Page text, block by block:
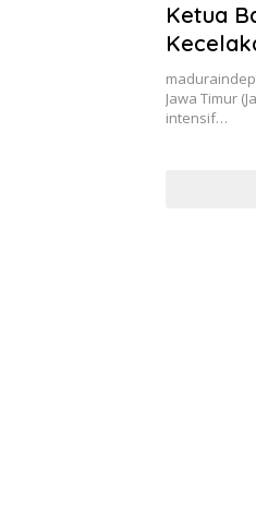
Ketua
Jawa Timur
intensif…